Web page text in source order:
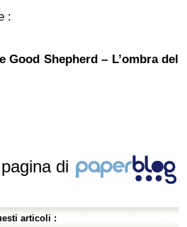
:
Good Shepherd – L’ombra del
di
articoli :